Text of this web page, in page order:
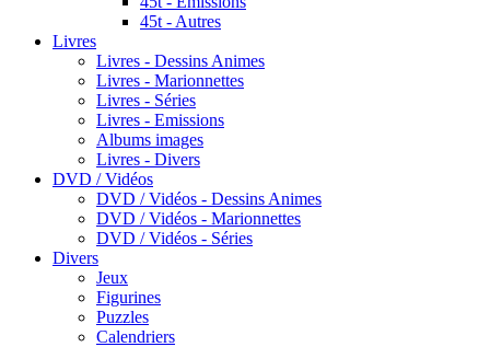
45t - Autres
Livres
Livres - Dessins Animes
Livres - Marionnettes
Livres - Séries
Livres - Emissions
Albums images
Livres - Divers
DVD / Vidéos
DVD / Vidéos - Dessins Animes
DVD / Vidéos - Marionnettes
DVD / Vidéos - Séries
Divers
Jeux
Figurines
Puzzles
Calendriers